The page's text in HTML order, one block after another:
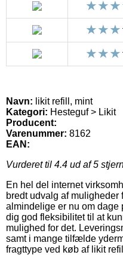
Navn: likit refill, mint
Kategori: Hesteguf > Likit
Producent:
Varenummer: 8162
EAN:
Vurderet til 4.4 ud af 5
En hel del internet
bredt udvalg af muligheder
almindelige er nu om dage
dig god fleksibilitet til at
mulighed for det.
samt i mange tilfælde
fragttype ved køb af likit